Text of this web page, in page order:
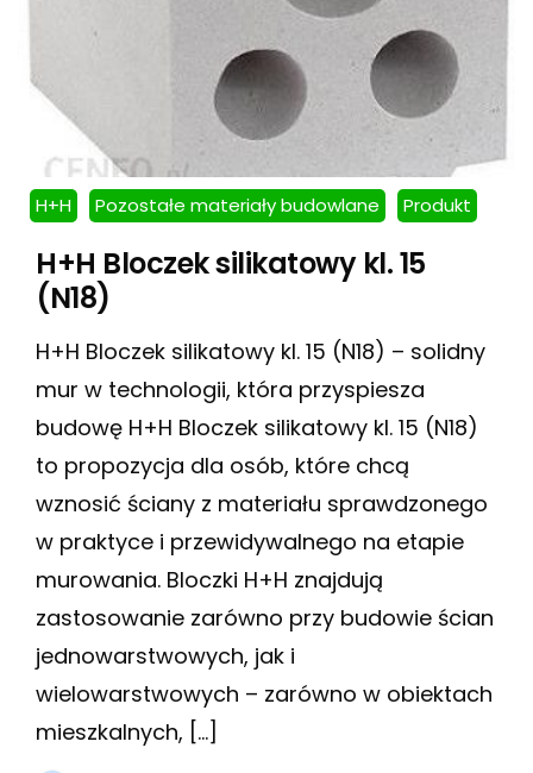
H+H Pozostałe materiały budowlane Produkt
H+H Bloczek silikatowy kl. 15
(N18)
H+H Bloczek silikatowy kl. 15 (N18) – solidny
mur w technologii, która przyspiesza
budowę H+H Bloczek silikatowy kl. 15 (N18)
to propozycja dla osób, które chcą
wznosić ściany z materiału sprawdzonego
w praktyce i przewidywalnego na etapie
murowania. Bloczki H+H znajdują
zastosowanie zarówno przy budowie ścian
jednowarstwowych, jak i
wielowarstwowych – zarówno w obiektach
mieszkalnych, […]